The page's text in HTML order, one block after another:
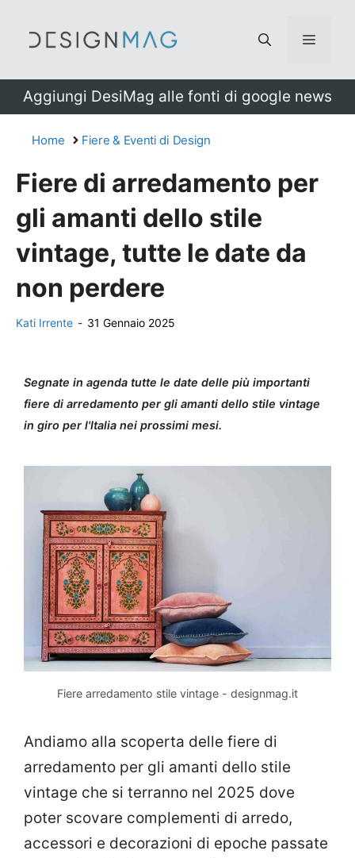
Menu
Aggiungi DesiMag alle fonti di google news
Home Fiere & Eventi di Design
Fiere di arredamento per
gli amanti dello stile
vintage, tutte le date da
non perdere
Kati Irrente - 31 Gennaio 2025
Segnate in agenda tutte le date delle più importanti
fiere di arredamento per gli amanti dello stile vintage
in giro per l'Italia nei prossimi mesi.
Fiere arredamento stile vintage - designmag.it
Andiamo alla scoperta delle fiere di
arredamento per gli amanti dello stile
vintage che si terranno nel 2025 dove
poter scovare complementi di arredo,
accessori e decorazioni di epoche passate